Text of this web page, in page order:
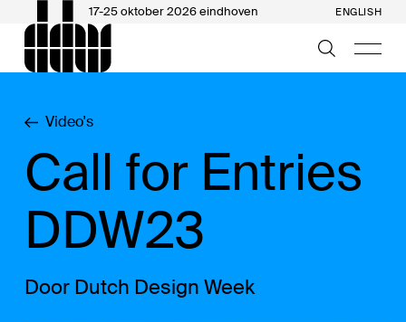
17-25 oktober 2026 eindhoven ENGLISH
Video's
Call for Entries
DDW23
Door Dutch Design Week